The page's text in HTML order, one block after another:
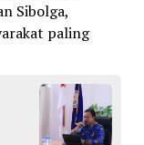
Sibolga,
paling